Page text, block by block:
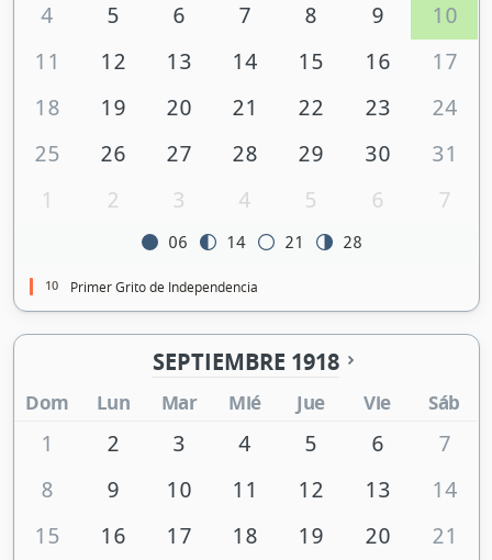
4
5 6 7 8 9
10
11
12 13 14 15 16
17
18
19 20 21 22 23
24
25
26 27 28 29 30
31
1
2 3 4 5 6 7
06 14 21 28
10 Primer Grito de Independencia
SEPTIEMBRE 1918
Dom Lun Mar Mié Jue Vie Sáb
1 2 3 4 5 6
7
8
9 10 11 12 13
14
15
16 17 18 19 20
21